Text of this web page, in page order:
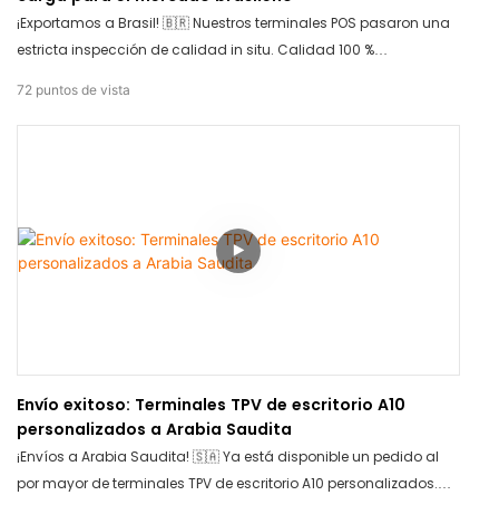
¡Exportamos a Brasil! 🇧🇷 Nuestros terminales POS pasaron una
estricta inspección de calidad in situ. Calidad 100 %
viaje. ¡Gracias por confiar en TCANG para sus necesidades de
hardware!
72 puntos de vista
Envío exitoso: Terminales TPV de escritorio A10
personalizados a Arabia Saudita
¡Envíos a Arabia Saudita! 🇸🇦 Ya está disponible un pedido al
por mayor de terminales TPV de escritorio A10 personalizados.